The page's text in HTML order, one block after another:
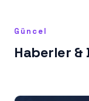
Güncel
Haberler